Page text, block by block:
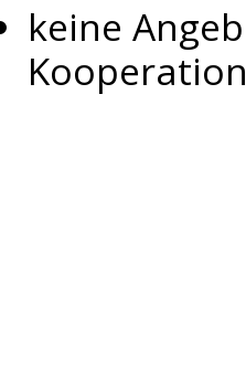
keine